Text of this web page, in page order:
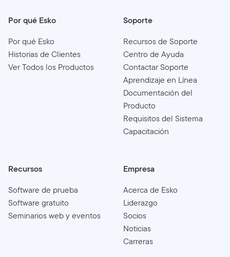
Por qué Esko
Por qué Esko
Historias de Clientes
Ver Todos los Productos
Soporte
Recursos de Soporte
Centro de Ayuda
Contactar Soporte
Aprendizaje en Línea
Documentación del
Producto
Requisitos del Sistema
Capacitación
Recursos
Software de prueba
Software gratuito
Seminarios web y eventos
Empresa
Acerca de Esko
Liderazgo
Socios
Noticias
Carreras